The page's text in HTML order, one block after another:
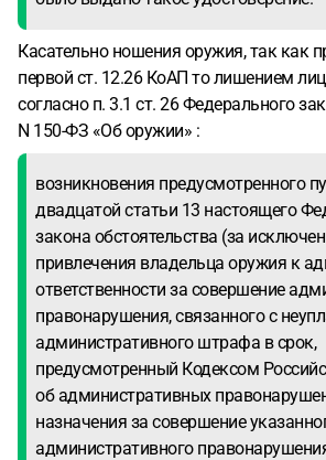
Касательно ношения оружия, так как
первой ст. 12.26 КоАП то лишением
согласно п. 3.1 ст. 26 Федерального
N 150-ФЗ «Об оружии» :
возникновения предусмотренного
двадцатой статьи 13 настоящего
закона обстоятельства (за
привлечения владельца оружия к
ответственности за совершение
правонарушения, связанного с
административного штрафа в срок,
предусмотренный Кодексом
об административных
назначения за совершение
административного